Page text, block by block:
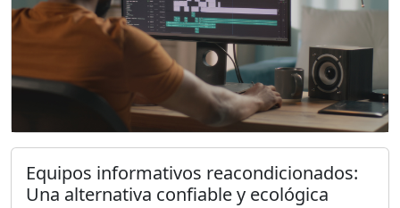
Equipos informativos reacondicionados:
Una alternativa confiable y ecológica